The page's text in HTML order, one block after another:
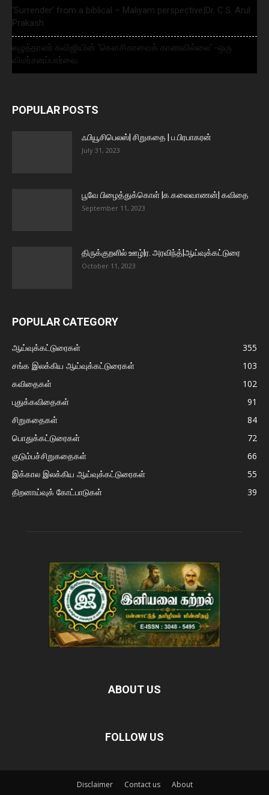
‘Surrender’ from a biblical – Maliyam perspective|Dr. C.S. Arul
Prakash
எழுத்தாளர் கவிஜியின் ‘கௌசிகாவைக் காணவில்லை’ -ஒரு
விமர்சனப்பார்வை
POPULAR POSTS
ஃபியூசிபெலஸ்| சிறுகதை | ப.பிரபாகரன்
July 31, 2023
பூவே பிழைத்துக்கொள் |க.கலைவாணன்| கவிதை
September 11, 2023
திருக்குறளில் ஊழ்|ர. அரவிந்த்|ஆய்வுக்கட்டுரை
October 11, 2023
POPULAR CATEGORY
ஆய்வுக்கட்டுரைகள்
355
சங்க இலக்கிய ஆய்வுக்கட்டுரைகள்
103
கவிதைகள்
102
புதுக்கவிதைகள்
91
சிறுகதைகள்
84
பொதுக்கட்டுரைகள்
72
குடும்பச்சிறுகதைகள்
66
இக்கால இலக்கிய ஆய்வுக்கட்டுரைகள்
55
திறனாய்வுக் கோட்பாடுகள்
39
ABOUT US
FOLLOW US
Disclaimer Contact us About